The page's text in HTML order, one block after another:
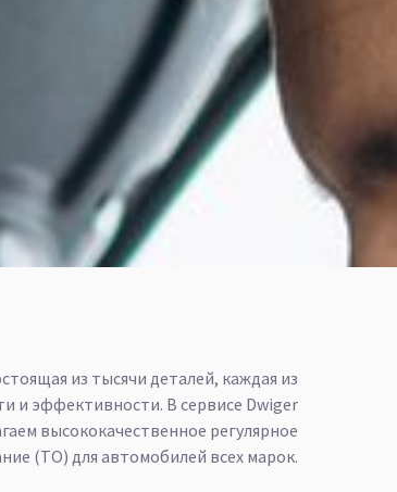
из тысячи деталей, каждая из
и эффективности. В сервисе Dwiger
высококачественное регулярное
(ТО) для автомобилей всех марок.